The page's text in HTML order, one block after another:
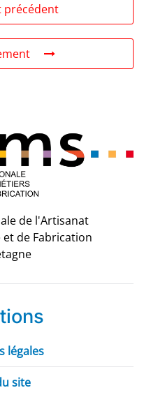
précédent
de l'Artisanat
et de Fabrication
légales
site